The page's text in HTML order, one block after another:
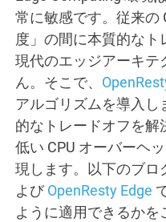
常に敏感です。従来の
度」の間に本質的なト
現代のエッジアーキテ
ん。そこで、
アルゴリズムを導入し
的なトレードオフを解
低い CPU オーバーヘ
現します。以下のブロ
よびOpenResty Edge
ように適用できるかを